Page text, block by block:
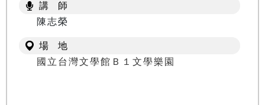
講 師
陳志榮
場 地
國立台灣文學館Ｂ１文學樂園